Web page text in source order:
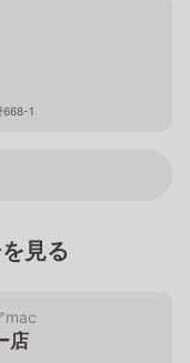
668-1
見る
mac
店